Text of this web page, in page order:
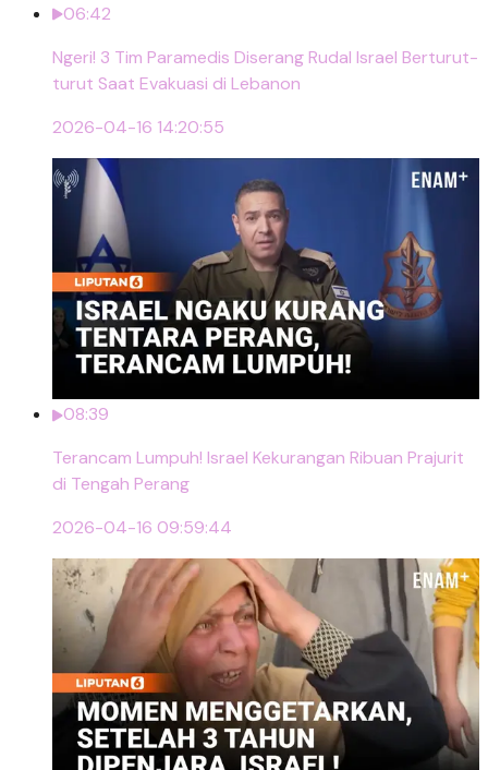
06:42
Ngeri! 3 Tim Paramedis Diserang Rudal Israel Berturut-
turut Saat Evakuasi di Lebanon
2026-04-16 14:20:55
08:39
Terancam Lumpuh! Israel Kekurangan Ribuan Prajurit
di Tengah Perang
2026-04-16 09:59:44